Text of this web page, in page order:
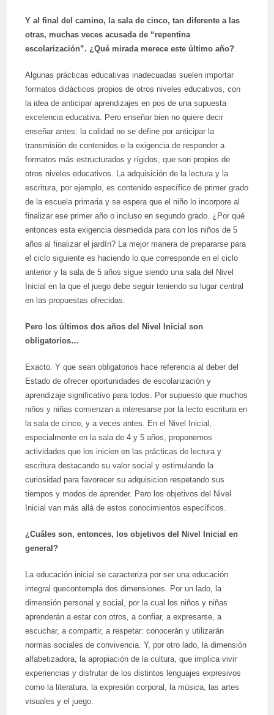
Y al final del camino, la sala de cinco, tan diferente a las
otras, muchas veces acusada de “repentina
escolarización”. ¿Qué mirada merece este último año?
Algunas prácticas educativas inadecuadas suelen importar
formatos didácticos propios de otros niveles educativos, con
la idea de anticipar aprendizajes en pos de una supuesta
excelencia educativa. Pero enseñar bien no quiere decir
enseñar antes: la calidad no se define por anticipar la
transmisión de contenidos o la exigencia de responder a
formatos más estructurados y rígidos, que son propios de
otros niveles educativos. La adquisición de la lectura y la
escritura, por ejemplo, es contenido específico de primer grado
de la escuela primaria y se espera que el niño lo incorpore al
finalizar ese primer año o incluso en segundo grado. ¿Por qué
entonces esta exigencia desmedida para con los niños de 5
años al finalizar el jardín? La mejor manera de prepararse para
el ciclo siguiente es haciendo lo que corresponde en el ciclo
anterior y la sala de 5 años sigue siendo una sala del Nivel
Inicial en la que el juego debe seguir teniendo su lugar central
en las propuestas ofrecidas.
Pero los últimos dos años del Nivel Inicial son
obligatorios…
Exacto. Y que sean obligatorios hace referencia al deber del
Estado de ofrecer oportunidades de escolarización y
aprendizaje significativo para todos. Por supuesto que muchos
niños y niñas comienzan a interesarse por la lecto escritura en
la sala de cinco, y a veces antes. En el Nivel Inicial,
especialmente en la sala de 4 y 5 años, proponemos
actividades que los inicien en las prácticas de lectura y
escritura destacando su valor social y estimulando la
curiosidad para favorecer su adquisicion respetando sus
tiempos y modos de aprender. Pero los objetivos del Nivel
Inicial van más allá de estos conocimientos específicos.
¿Cuáles son, entonces, los objetivos del Nivel Inicial en
general?
La educación inicial se caracteriza por ser una educación
integral quecontempla dos dimensiones. Por un lado, la
dimensión personal y social, por la cual los niños y niñas
aprenderán a estar con otros, a confiar, a expresarse, a
escuchar, a compartir, a respetar: conocerán y utilizarán
normas sociales de convivencia. Y, por otro lado, la dimensión
alfabetizadora, la apropiación de la cultura, que implica vivir
experiencias y disfrutar de los distintos lenguajes expresivos
como la literatura, la expresión corporal, la música, las artes
visuales y el juego.